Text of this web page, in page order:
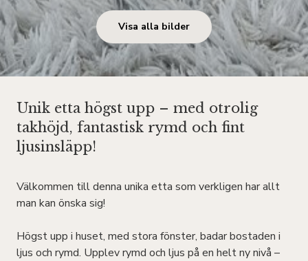
Visa alla bilder
Unik etta högst upp – med otrolig
takhöjd, fantastisk rymd och fint
ljusinsläpp!
Välkommen till denna unika etta som verkligen har allt
man kan önska sig!
Högst upp i huset, med stora fönster, badar bostaden i
ljus och rymd. Upplev rymd och ljus på en helt ny nivå –